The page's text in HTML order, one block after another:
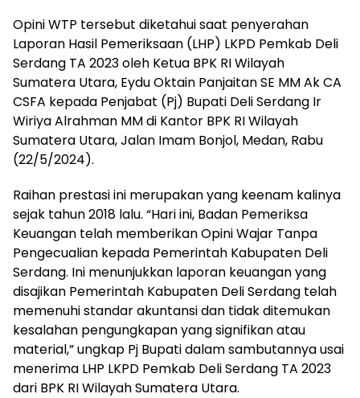
Opini WTP tersebut diketahui saat penyerahan
Laporan Hasil Pemeriksaan (LHP) LKPD Pemkab Deli
Serdang TA 2023 oleh Ketua BPK RI Wilayah
Sumatera Utara, Eydu Oktain Panjaitan SE MM Ak CA
CSFA kepada Penjabat (Pj) Bupati Deli Serdang Ir
Wiriya Alrahman MM di Kantor BPK RI Wilayah
Sumatera Utara, Jalan Imam Bonjol, Medan, Rabu
(22/5/2024).
Raihan prestasi ini merupakan yang keenam kalinya
sejak tahun 2018 lalu. “Hari ini, Badan Pemeriksa
Keuangan telah memberikan Opini Wajar Tanpa
Pengecualian kepada Pemerintah Kabupaten Deli
Serdang. Ini menunjukkan laporan keuangan yang
disajikan Pemerintah Kabupaten Deli Serdang telah
memenuhi standar akuntansi dan tidak ditemukan
kesalahan pengungkapan yang signifikan atau
material,” ungkap Pj Bupati dalam sambutannya usai
menerima LHP LKPD Pemkab Deli Serdang TA 2023
dari BPK RI Wilayah Sumatera Utara.